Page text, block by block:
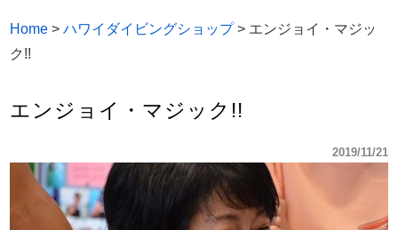
Home >ハワイダイビングショップ> エンジョイ・マジッ
ク!!
エンジョイ・マジック!!
2019/11/21